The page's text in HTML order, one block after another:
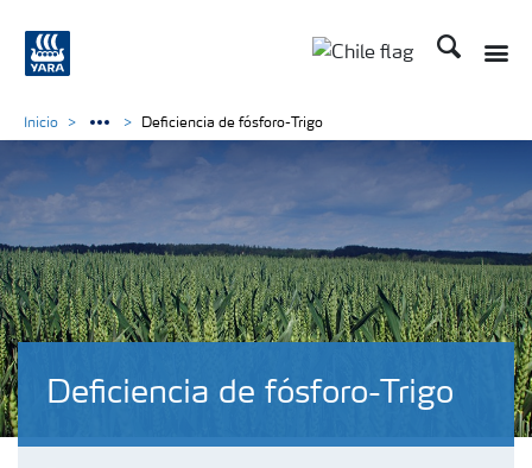
Buscar
Deficiencia de fósforo-Trigo
Inicio Deficiencia de fósforo-Trigo